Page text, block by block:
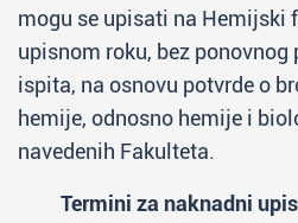
mogu se upisati na Hemijski
upisnom roku, bez
ispita, na osnovu potvrde o
hemije, odnosno hemije i
navedenih Fakulteta.
Termini za naknadni